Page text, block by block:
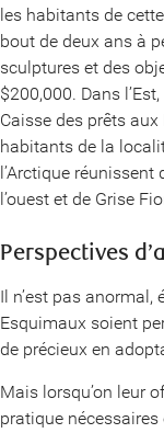
les habitants de
bout de deux ans à
sculptures et des
$200,000. Dans
Caisse des prêts
habitants de la
l’Arctique réunissent
l’ouest et de Grise
Perspectives
Il n’est pas
Esquimaux soient
de précieux en
Mais lorsqu’on leur
pratique nécessaires